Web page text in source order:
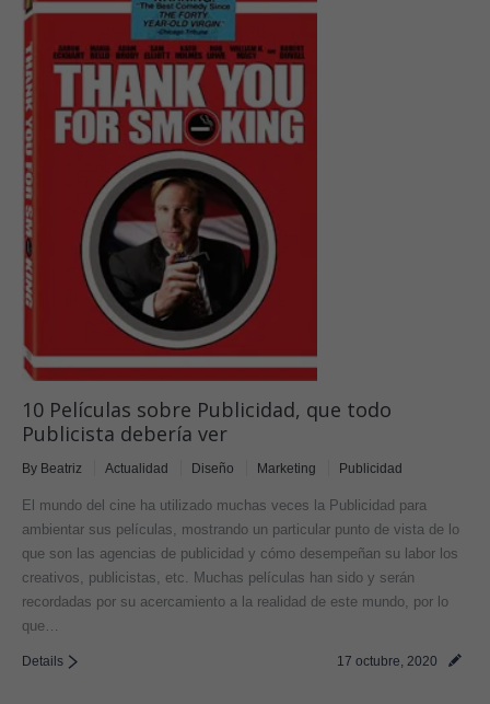
10 Películas sobre Publicidad, que todo
Publicista debería ver
By Beatriz Actualidad Diseño Marketing Publicidad
El mundo del cine ha utilizado muchas veces la Publicidad para
ambientar sus películas, mostrando un particular punto de vista de lo
que son las agencias de publicidad y cómo desempeñan su labor los
creativos, publicistas, etc. Muchas películas han sido y serán
recordadas por su acercamiento a la realidad de este mundo, por lo
que…
17 octubre, 2020
Details